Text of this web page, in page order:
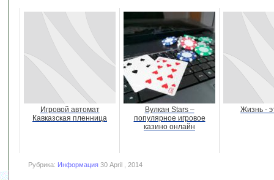
Игровой автомат
Кавказская пленница
Вулкан Stars –
популярное игровое
казино онлайн
Жизнь -
Рубрика: Информация 30 April , 2014